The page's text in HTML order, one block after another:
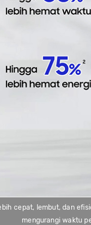
cepat, lembut, dan
mengurangi waktu